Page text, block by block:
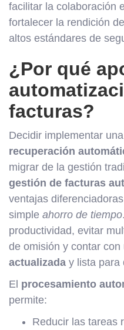
facilitar la colaboración
fortalecer la rendición
altos estándares de
¿Por qué
facturas?
Decidir implementar una
recuperación
migrar de la gestión
gestión de facturas
ventajas
simple ahorro de tiempo
productividad, evitar
de omisión y contar con
actualizada y lista para
El procesamiento
permite:
Reducir las tareas